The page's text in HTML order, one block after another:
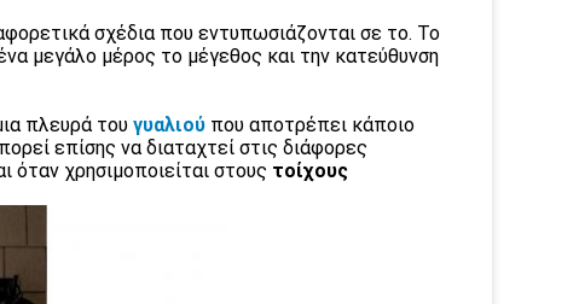
σχέδια που εντυπωσιάζονται σε το. Το
μεγάλο μέρος το μέγεθος και την κατεύθυνση
πλευρά του γυαλιού που αποτρέπει κάποιο
επίσης να διαταχτεί στις διάφορες
όταν χρησιμοποιείται στους τοίχους